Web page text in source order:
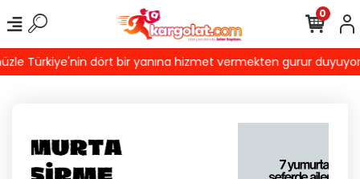
Türkiye'nin dört bir yanına hizmet vermekten gurur
0